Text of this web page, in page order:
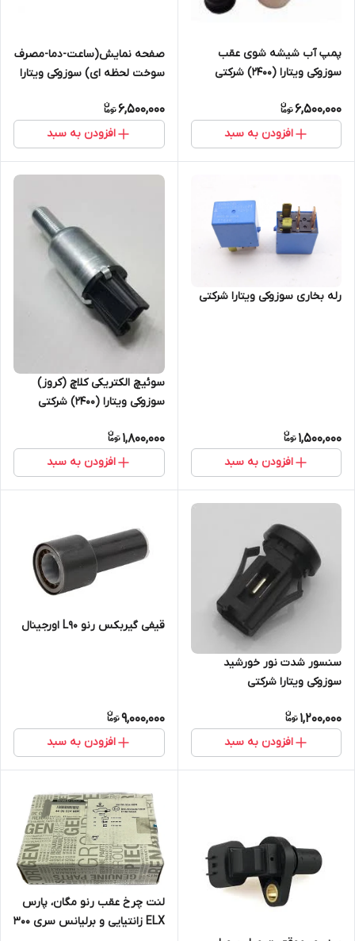
پمپ آب شیشه شوی عقب
سوزوکی ویتارا (2400) شرکتی
6,500,000
افزودن به سبد
صفحه نمایش(ساعت-دما-مصرف
سوخت لحظه ای) سوزوکی ویتارا
6,500,000
افزودن به سبد
رله بخاری سوزوکی ویتارا شرکتی
1,500,000
افزودن به سبد
سوئیچ الکتریکی کلاچ (کروز)
سوزوکی ویتارا (2400) شرکتی
1,800,000
افزودن به سبد
سنسور شدت نور خورشید
سوزوکی ویتارا شرکتی
1,200,000
افزودن به سبد
قیفی گیربکس رنو L90 اورجینال
9,000,000
افزودن به سبد
لنت چرخ عقب رنو مگان، پارس
ELX زانتیایی و برلیانس سری 300